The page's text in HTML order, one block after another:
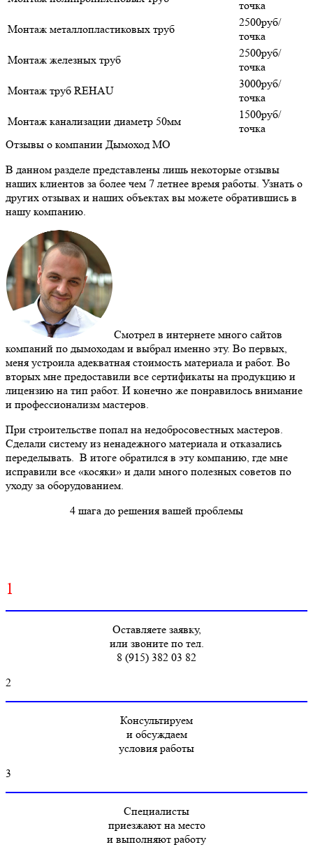
точка
Монтаж металлопластиковых труб
2500руб/
точка
Монтаж железных труб
2500руб/
точка
Монтаж труб REHAU
3000руб/
точка
Монтаж канализации диаметр 50мм
1500руб/
точка
Отзывы о компании Дымоход МО
В данном разделе представлены лишь некоторые отзывы
наших клиентов за более чем 7 летнее время работы. Узнать о
других отзывах и наших объектах вы можете обратившись в
нашу компанию.
Смотрел в интернете много сайтов
компаний по дымоходам и выбрал именно эту. Во первых,
меня устроила адекватная стоимость материала и работ. Во
вторых мне предоставили все сертификаты на продукцию и
лицензию на тип работ. И конечно же понравилось внимание
и профессионализм мастеров.
При строительстве попал на недобросовестных мастеров.
Сделали систему из ненадежного материала и отказались
переделывать. В итоге обратился в эту компанию, где мне
исправили все «косяки» и дали много полезных советов по
уходу за оборудованием.
4 шага до решения вашей проблемы
1
Оставляете заявку,
или звоните по тел.
8 (915) 382 03 82
2
Консультируем
и обсуждаем
условия работы
3
Специалисты
приезжают на место
и выполняют работу